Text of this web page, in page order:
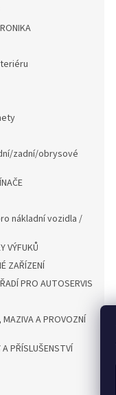
zadní/obrysové
nákladní vozidla /
VÝFUKŮ
ZAŘÍZENÍ
PRO AUTOSERVIS
A PROVOZNÍ
PŘÍSLUŠENSTVÍ